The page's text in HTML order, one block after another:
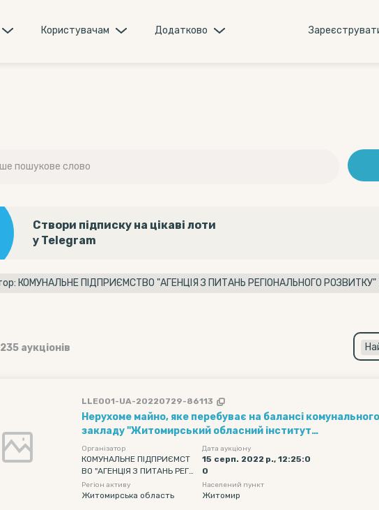
Користувачам Додатково
Створи підписку на цікаві лоти
у Telegram
235 аукціонів
LLE001-UA-20220729-86113
Нерухоме майно, яке перебуває на балансі комунального
закладу "Житомирський обласний інститут
післядипломної педагогічної освіти" Житомирської
обласної ради за адресою: м. Житомир, вул.
15, загальною площею 60,2 кв.м.
Організатор
КОМУНАЛЬНЕ ПІДПРИЄМСТ
ВО "АГЕНЦІЯ З ПИТАНЬ РЕГІ
ОНАЛЬНОГО РОЗВИТКУ" ЖИ
ТОМИРСЬКОЇ ОБЛАСНОЇ РАД
Дата аукціону
15 серп. 2022 р., 12:25:0
0
Регіон активу
Житомирська область
Населений пункт
Житомир